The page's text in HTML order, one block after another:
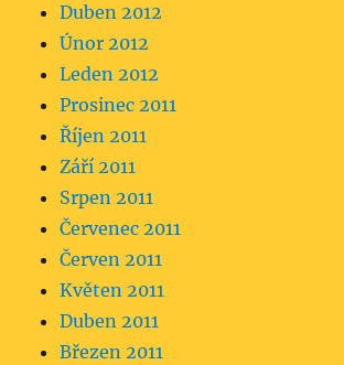
Duben 2012
Únor 2012
Leden 2012
Prosinec 2011
Říjen 2011
Září 2011
Srpen 2011
Červenec 2011
Červen 2011
Květen 2011
Duben 2011
Březen 2011